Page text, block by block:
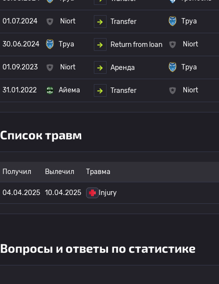
01.07.2024 Niort Transfer Труа
30.06.2024 Труа Return from loan Niort
01.09.2023 Niort Аренда Труа
31.01.2022 Айема Transfer Niort
Список травм
Получил Вылечил Травма
04.04.2025 10.04.2025 Injury
Вопросы и ответы по статистике